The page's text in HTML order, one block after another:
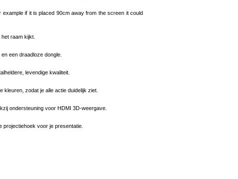
if it is placed 90cm away from the screen it could
raam kijkt.
een draadloze dongle.
levendige kwaliteit.
zodat je alle actie duidelijk ziet.
ondersteuning voor HDMI 3D-weergave.
voor je presentatie.